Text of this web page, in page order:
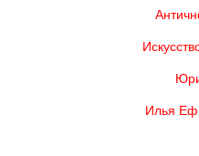
Илья